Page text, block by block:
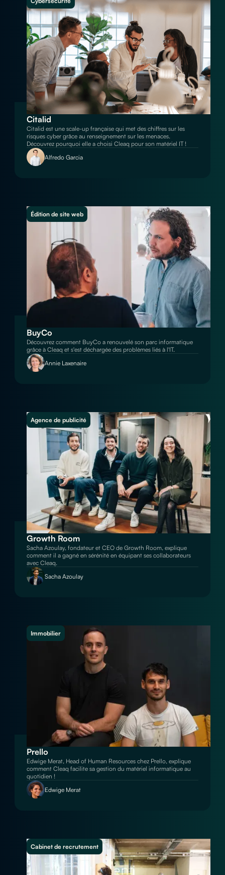
Citalid
Citalid est une scale-up française qui met des chiffres sur les
risques cyber grâce au renseignement sur les menaces.
Découvrez pourquoi elle a choisi Cleaq pour son matériel IT !
Alfredo Garcia
Édition de site web
BuyCo
Découvrez comment BuyCo a renouvelé son parc informatique
grâce à Cleaq et s'est déchargée des problèmes liés à l'IT.
Annie Laxenaire
Agence de publicité
Growth Room
Sacha Azoulay, fondateur et CEO de Growth Room, explique
comment il a gagné en sérénité en équipant ses collaborateurs
avec Cleaq.
Sacha Azoulay
Immobilier
Prello
Edwige Merat, Head of Human Resources chez Prello, explique
comment Cleaq facilite sa gestion du matériel informatique au
quotidien !
Edwige Merat
Cabinet de recrutement